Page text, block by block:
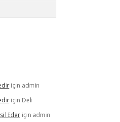
için admin
için Deli
Ederiçin admin